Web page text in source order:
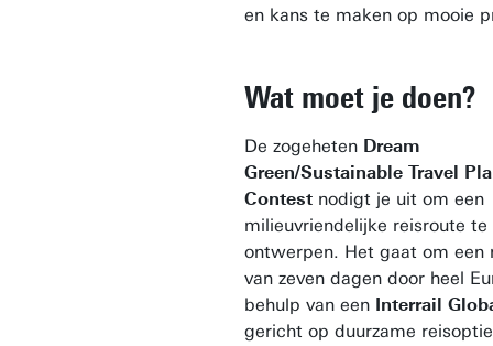
en kans te maken op mooie
Wat moet je doen?
De zogeheten Dream
Green/Sustainable Travel
Contest nodigt je uit om een
milieuvriendelijke reisroute te
ontwerpen. Het gaat om een
van zeven dagen door heel
behulp van een Interrail
gericht op duurzame